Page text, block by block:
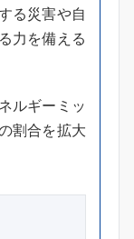
る災害や⾃
⼒を備える
ルギーミッ
割合を拡⼤